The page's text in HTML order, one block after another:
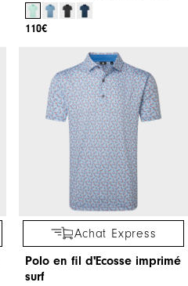
110€
Achat Express
Polo en fil d'Ecosse imprimé
surf